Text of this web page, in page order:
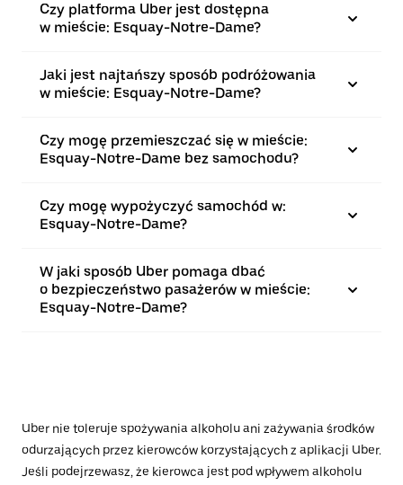
Czy platforma Uber jest dostępna
w mieście: Esquay-Notre-Dame?
Jaki jest najtańszy sposób podróżowania
w mieście: Esquay-Notre-Dame?
Czy mogę przemieszczać się w mieście:
Esquay-Notre-Dame bez samochodu?
Czy mogę wypożyczyć samochód w:
Esquay-Notre-Dame?
W jaki sposób Uber pomaga dbać
o bezpieczeństwo pasażerów w mieście:
Esquay-Notre-Dame?
Uber nie toleruje spożywania alkoholu ani zażywania środków
odurzających przez kierowców korzystających z aplikacji Uber.
Jeśli podejrzewasz, że kierowca jest pod wpływem alkoholu